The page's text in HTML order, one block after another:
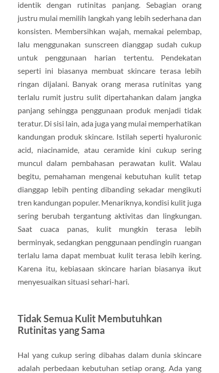
identik dengan rutinitas panjang. Sebagian orang
justru mulai memilih langkah yang lebih sederhana dan
konsisten. Membersihkan wajah, memakai pelembap,
lalu menggunakan sunscreen dianggap sudah cukup
untuk penggunaan harian tertentu. Pendekatan
seperti ini biasanya membuat skincare terasa lebih
ringan dijalani. Banyak orang merasa rutinitas yang
terlalu rumit justru sulit dipertahankan dalam jangka
panjang sehingga penggunaan produk menjadi tidak
teratur. Di sisi lain, ada juga yang mulai memperhatikan
kandungan produk skincare. Istilah seperti hyaluronic
acid, niacinamide, atau ceramide kini cukup sering
muncul dalam pembahasan perawatan kulit. Walau
begitu, pemahaman mengenai kebutuhan kulit tetap
dianggap lebih penting dibanding sekadar mengikuti
tren kandungan populer. Menariknya, kondisi kulit juga
sering berubah tergantung aktivitas dan lingkungan.
Saat cuaca panas, kulit mungkin terasa lebih
berminyak, sedangkan penggunaan pendingin ruangan
terlalu lama dapat membuat kulit terasa lebih kering.
Karena itu, kebiasaan skincare harian biasanya ikut
menyesuaikan situasi sehari-hari.
Tidak Semua Kulit Membutuhkan
Rutinitas yang Sama
Hal yang cukup sering dibahas dalam dunia skincare
adalah perbedaan kebutuhan setiap orang. Ada yang